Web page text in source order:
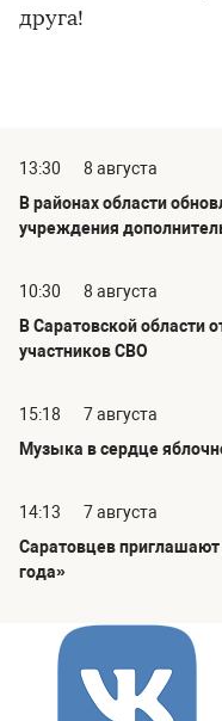
друга!
13:30
8 августа
В районах области
учреждения
10:30
8 августа
В Саратовской области
участников СВО
15:18
7 августа
Музыка в сердце
14:13
7 августа
Саратовцев приглашают
года»